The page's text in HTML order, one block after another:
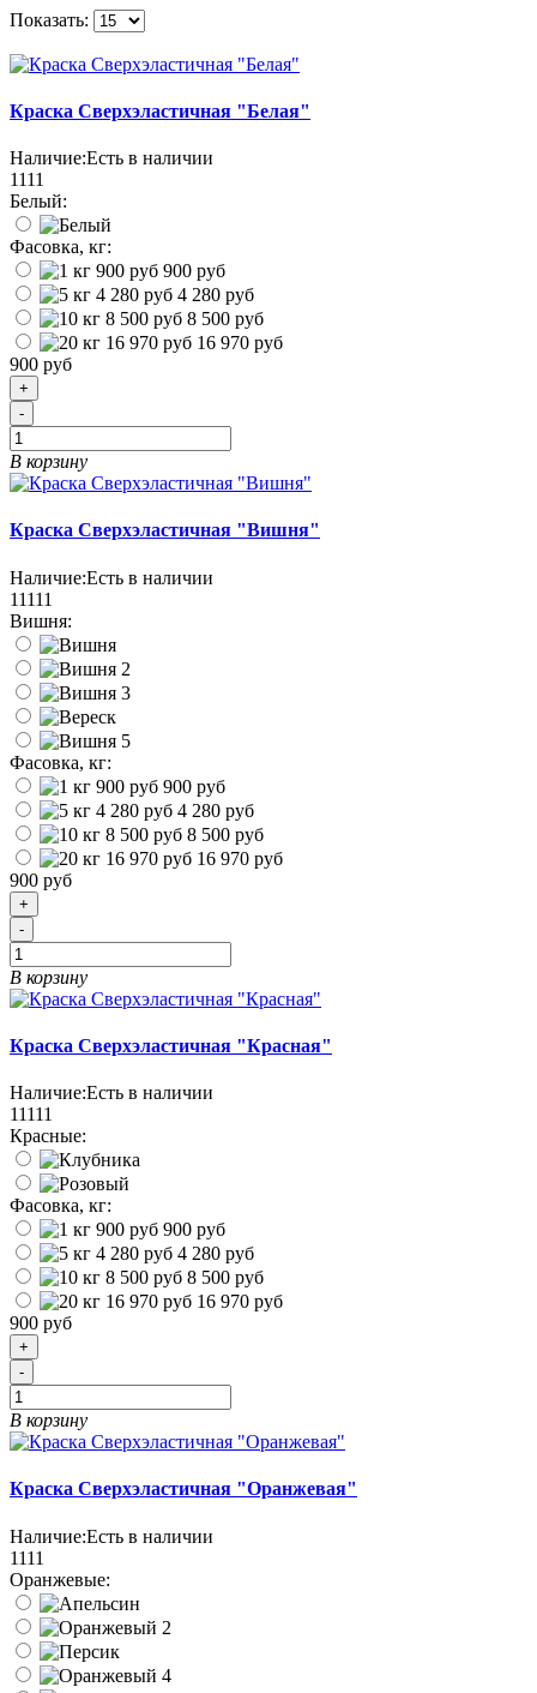
Показать:
Краска Сверхэластичная "Белая"
Наличие:Есть в наличии
1111
Белый:
Фасовка, кг:
900 руб
4 280 руб
8 500 руб
16 970 руб
900 руб
+
-
В корзину
Краска Сверхэластичная "Вишня"
Наличие:Есть в наличии
11111
Вишня:
Фасовка, кг:
900 руб
4 280 руб
8 500 руб
16 970 руб
900 руб
+
-
В корзину
Краска Сверхэластичная "Красная"
Наличие:Есть в наличии
11111
Красные:
Фасовка, кг:
900 руб
4 280 руб
8 500 руб
16 970 руб
900 руб
+
-
В корзину
Краска Сверхэластичная "Оранжевая"
Наличие:Есть в наличии
1111
Оранжевые: